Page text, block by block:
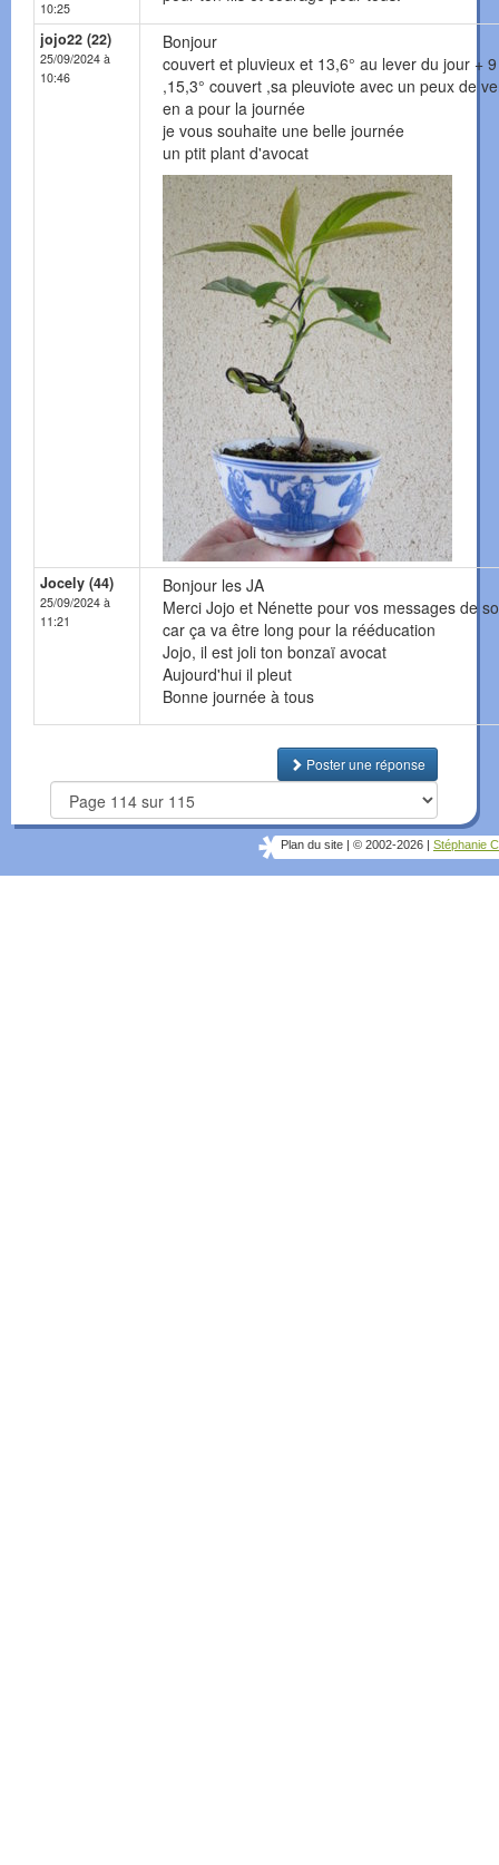
10:25
jojo22 (22)
25/09/2024 à
10:46
Bonjour
couvert et pluvieux et 13,6° au lever du jour +
,15,3° couvert ,sa pleuviote avec un peux de
en a pour la journée
je vous souhaite une belle journée
un ptit plant d'avocat
Jocely (44)
25/09/2024 à
11:21
Bonjour les JA
Merci Jojo et Nénette pour vos messages de
car ça va être long pour la rééducation
Jojo, il est joli ton bonzaï avocat
Aujourd'hui il pleut
Bonne journée à tous
Poster une réponse
Plan du site © 2002-2026 Stéphanie C